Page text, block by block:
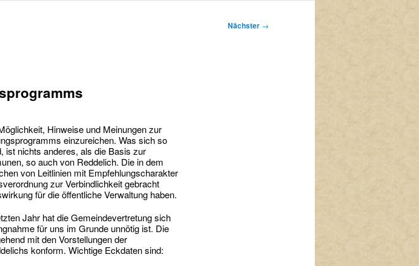
Nächster →
Hinweise und Meinungen zur
einzureichen. Was sich so
ist nichts anderes, als die Basis zur
so auch von Reddelich. Die in dem
von Leitlinien mit Empfehlungscharakter
zur Verbindlichkeit gebracht
für die öffentliche Verwaltung haben.
Jahr hat die Gemeindevertretung sich
für uns im Grunde unnötig ist. Die
mit den Vorstellungen der
konform. Wichtige Eckdaten sind: